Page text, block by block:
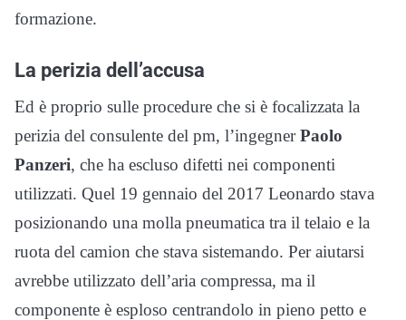
formazione.
La perizia dell’accusa
Ed è proprio sulle procedure che si è focalizzata la
perizia del consulente del pm, l’ingegnerPaolo
Panzeri, che ha escluso difetti nei componenti
utilizzati. Quel 19 gennaio del 2017 Leonardo stava
posizionando una molla pneumatica tra il telaio e la
ruota del camion che stava sistemando. Per aiutarsi
avrebbe utilizzato dell’aria compressa, ma il
componente è esploso centrandolo in pieno petto e